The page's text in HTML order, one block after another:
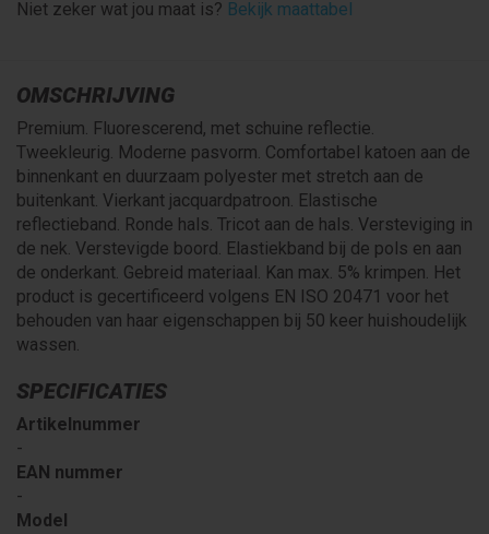
Niet zeker wat jou maat is? Bekijk maattabel
OMSCHRIJVING
Premium. Fluorescerend, met schuine reflectie.
Tweekleurig. Moderne pasvorm. Comfortabel katoen aan de
binnenkant en duurzaam polyester met stretch aan de
buitenkant. Vierkant jacquardpatroon. Elastische
reflectieband. Ronde hals. Tricot aan de hals. Versteviging in
de nek. Verstevigde boord. Elastiekband bij de pols en aan
de onderkant. Gebreid materiaal. Kan max. 5% krimpen. Het
product is gecertificeerd volgens EN ISO 20471 voor het
behouden van haar eigenschappen bij 50 keer huishoudelijk
wassen.
SPECIFICATIES
Artikelnummer
-
EAN nummer
-
Model